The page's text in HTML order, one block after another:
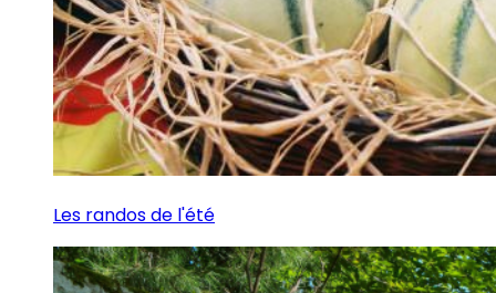
Les randos de l'été